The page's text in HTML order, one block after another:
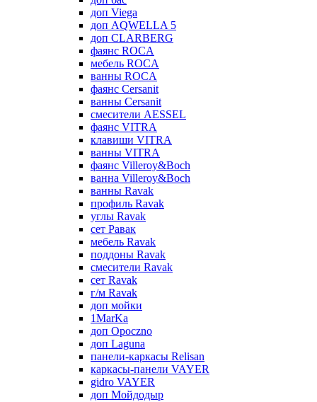
доп Viega
доп AQWELLA 5
доп CLARBERG
фаянс ROCA
мебель ROCA
ванны ROCA
фаянс Cersanit
ванны Cersanit
смесители AESSEL
фаянс VITRA
клавиши VITRA
ванны VITRA
фаянс Villeroy&Boch
ванна Villeroy&Boch
ванны Ravak
профиль Ravak
углы Ravak
сет Равак
мебель Ravak
поддоны Ravak
смесители Ravak
сет Ravak
г/м Ravak
доп мойки
1MarKa
доп Opoczno
доп Laguna
панели-каркасы Relisan
каркасы-панели VAYER
gidro VAYER
доп Мойдодыр